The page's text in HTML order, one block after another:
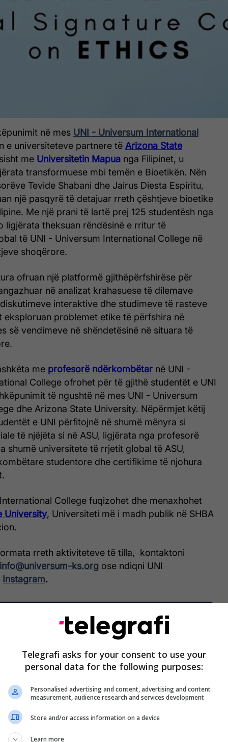
në mes UNI - Universum International
e universiteteve partnere të Arizona State
me Universitetin Mapua nga Filipinet, u
transformuese mbi temën e Bioetikën. Nën
Tevide Shabani dhe Jairus Diesta Espiritu,
një pasqyrë të detajuar rreth çështjeve bioetike
Me një prani të lartë prej 125 studentësh nga
ligjërata theksuan rëndësinë e rritur të
të UNI - Universum International College në
shoqërore.
ofruan një platformë gjithëpërfshirëse për
në analizat krahasuese të dilemave
interaktive dhe studimeve të rasteve
eksploruan problemet etike të përfshira në
së vendimeve në shëndetësinë në situara të
me profesorë ndërkombëtar në UNI -
College ofrohet për të gjithë studentët e UNI
të ngushtë në mes UNI - Universum
dhe Arizona State University. Nëpërmjet këtij
e UNI përfitojnë në shumë mënyra si
të njëjëta si në ASU, ligjërata nga profesorë
shumë universitete të rrjetit global të ASU,
studentore dhe certifikime të njohura
College fuqizohet dhe menaxhohet
University, Universiteti më i madh publik në SHBA
rreth aktiviteteve të tilla, kontaktoni
info@universum-ks.org ose ndiqni UNI
Instagram.
Telegrafi asks for your consent to use your
personal data for the following purposes:
Personalised advertising and content, advertising and content
measurement, audience research and services development
Store and/or access information on a device
Learn more